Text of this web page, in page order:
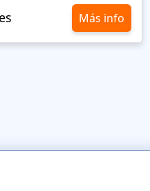
Más info